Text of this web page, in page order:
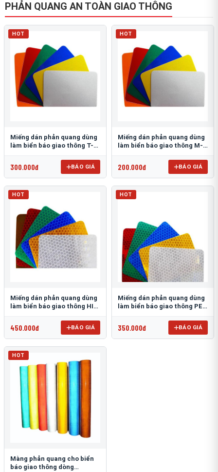
PHẢN QUANG AN TOÀN GIAO THÔNG
HOT
Miếng dán phản quang dùng
làm biển báo giao thông T-
300.000đ BÁO GIÁ
HOT
Miếng dán phản quang dùng
làm biển báo giao thông M-
200.000đ BÁO GIÁ
HOT
Miếng dán phản quang dùng
làm biển báo giao thông HIP
450.000đ BÁO GIÁ
HOT
Miếng dán phản quang dùng
làm biển báo giao thông PEG
350.000đ BÁO GIÁ
HOT
Màng phản quang cho biển
báo giao thông dòng